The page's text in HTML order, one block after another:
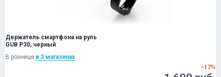
Держатель смартфона на руль
GUB P30, черный
В рознице в 2 магазинах
-17%